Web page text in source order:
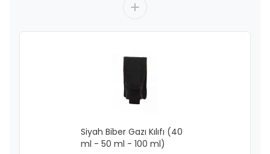
Siyah Biber Gazı Kılıfı (40
ml - 50 ml - 100 ml)